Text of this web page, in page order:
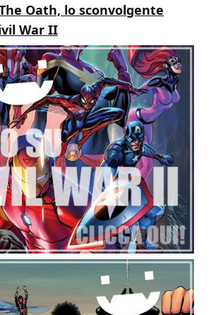
Oath, lo sconvolgente
War II